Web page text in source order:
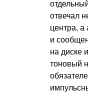
отвечал
центра, а
и
на диске
тоновый